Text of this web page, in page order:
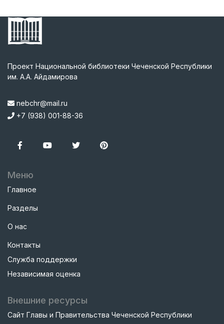
Проект Национальной библиотеки Чеченской Республики
им. А.А. Айдамирова
nebchr@mail.ru
+7 (938) 001-88-36
Меню
Главное
Разделы
О нас
Контакты
Служба поддержки
Независимая оценка
Внешние ресурсы
Сайт Главы и Правительства Чеченской Республики